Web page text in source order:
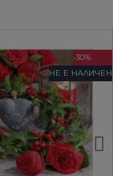
-30%
НЕ Е НАЛИЧЕН